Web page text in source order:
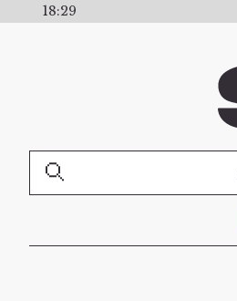
18:29